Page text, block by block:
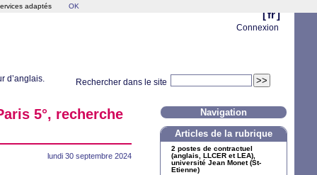
[ fr ]
Connexion
Rechercher dans le site
d’anglais.
5°, recherche
lundi 30 septembre 2024
Navigation
Articles de la rubrique
2 postes de contractuel
(anglais, LLCER etLEA),
université Jean Monet (St-
Etienne)
adaptés OK